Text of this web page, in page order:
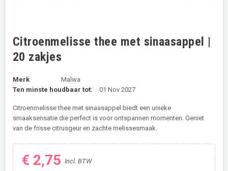
Citroenmelisse thee met sinaasappel |
20 zakjes
Merk
Malwa
Ten minste houdbaar tot:
01 Nov 2027
Citroenmelisse thee met sinaasappel biedt een unieke
smaaksensatie die perfect is voor ontspannen momenten. Geniet
van de frisse citrusgeur en zachte melissesmaak.
€ 2,75 Incl. BTW